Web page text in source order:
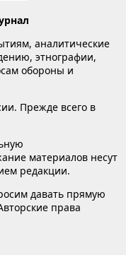
аналитические
этнографии,
обороны и
Прежде всего в
материалов несут
редакции.
давать прямую
права